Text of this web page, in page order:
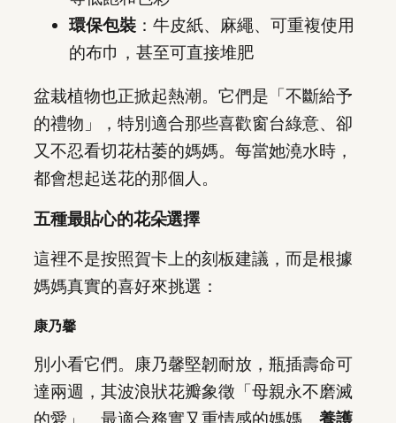
環保包裝 ：牛皮紙、麻繩、可重複使用
的布巾，甚至可直接堆肥
盆栽植物也正掀起熱潮。它們是「不斷給予
的禮物」，特別適合那些喜歡窗台綠意、卻
又不忍看切花枯萎的媽媽。每當她澆水時，
都會想起送花的那個人。
五種最貼心的花朵選擇
這裡不是按照賀卡上的刻板建議，而是根據
媽媽真實的喜好來挑選：
康乃馨
別小看它們。康乃馨堅韌耐放，瓶插壽命可
達兩週，其波浪狀花瓣象徵「母親永不磨滅
的愛」。最適合務實又重情感的媽媽。 養護